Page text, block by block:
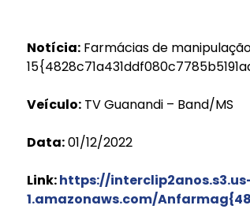
Notícia: Farmácias de
Veículo: TV Guanandi – Band/MS
Data:01/12/2022
Link:https://
1.amazonaws.com/